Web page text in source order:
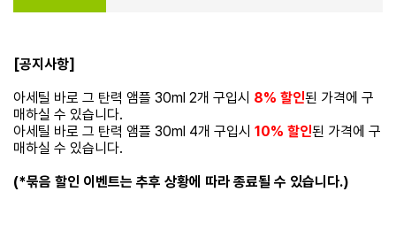
[공지사항]
아세틸 바로 그 탄력 앰플 30ml 2개 구입시 8% 할인된 가격에 구
매하실 수 있습니다.
아세틸 바로 그 탄력 앰플 30ml 4개 구입시 10% 할인된 가격에 구
매하실 수 있습니다.
(*묶음 할인 이벤트는 추후 상황에 따라 종료될 수 있습니다.)